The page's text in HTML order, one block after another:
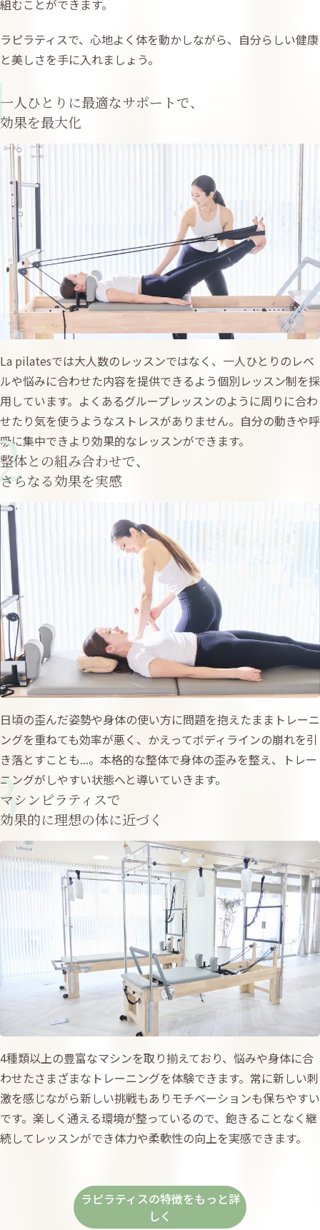
組むことができます。
ラピラティスで、心地よく体を動かしながら、自分らしい健康
と美しさを手に入れましょう。
一人ひとりに最適なサポートで、
効果を最大化
La pilatesでは大人数のレッスンではなく、一人ひとりのレベ
ルや悩みに合わせた内容を提供できるよう個別レッスン制を採
用しています。よくあるグループレッスンのように周りに合わ
せたり気を使うようなストレスがありません。自分の動きや呼
吸に集中できより効果的なレッスンができます。
整体との組み合わせで、
さらなる効果を実感
日頃の歪んだ姿勢や身体の使い方に問題を抱えたままトレーニ
ングを重ねても効率が悪く、かえってボディラインの崩れを引
き落とすことも...。本格的な整体で身体の歪みを整え、トレー
ニングがしやすい状態へと導いていきます。
マシンピラティスで
効果的に理想の体に近づく
4種類以上の豊富なマシンを取り揃えており、悩みや身体に合
わせたさまざまなトレーニングを体験できます。常に新しい刺
激を感じながら新しい挑戦もありモチベーションも保ちやすい
です。楽しく通える環境が整っているので、飽きることなく継
続してレッスンができ体力や柔軟性の向上を実感できます。
ラピラティスの特徴をもっと詳
しく